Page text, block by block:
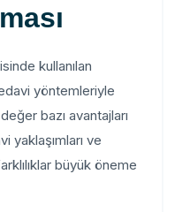
kullanılan
tedavi yöntemleriyle
değer bazı avantajları
tedavi yaklaşımları ve
farklılıklar büyük öneme